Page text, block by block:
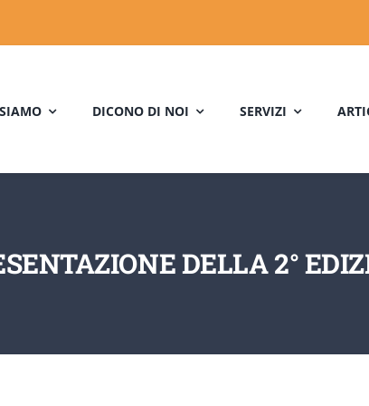
DICONO DI NOI SERVIZI
DELLA 2°